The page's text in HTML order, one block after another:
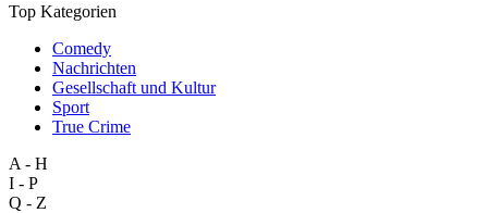
Top Kategorien
Comedy
Nachrichten
Gesellschaft und Kultur
Sport
True Crime
A - H
I - P
Q - Z